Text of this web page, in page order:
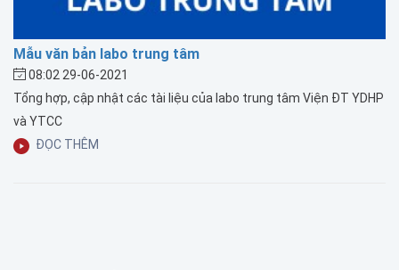
Mẫu văn bản labo trung tâm
08:02 29-06-2021
Tổng hợp, cập nhật các tài liệu của labo trung tâm Viện ĐT YDHP
và YTCC
ĐỌC THÊM